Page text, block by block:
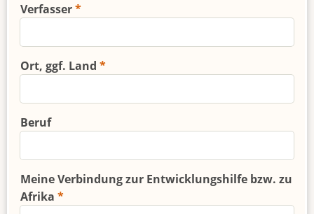
Verfasser
Ort, ggf. Land
Beruf
Meine Verbindung zur Entwicklungshilfe bzw. zu
Afrika